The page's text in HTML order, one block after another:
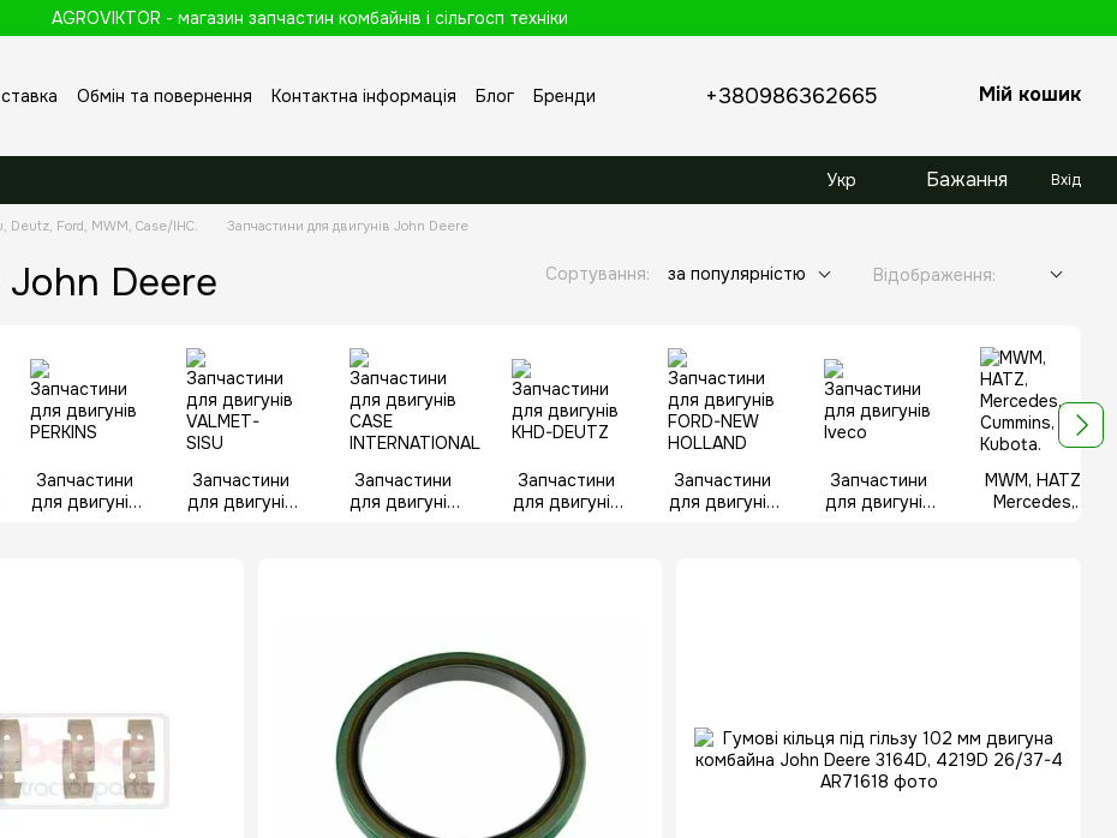
AGROVIKTOR - магазин запчастин комбайнів і сільгосп техніки
Обмін та повернення Контактна інформація Блог
Бренди
+380986362665 Мій кошик
Укр Бажання Вхід
Deutz, Ford, MWM, Case/IHC. Запчастини для двигунів John Deere
John Deere Сортування: за популярністю Відображення:
Запчастини
для двигунів
Запчастини
для двигунів
Запчастини
для двигунів
Запчастини
для двигунів
Запчастини
для двигунів
Запчастини
для двигунів
MWM, HATZ,
Mercedes,